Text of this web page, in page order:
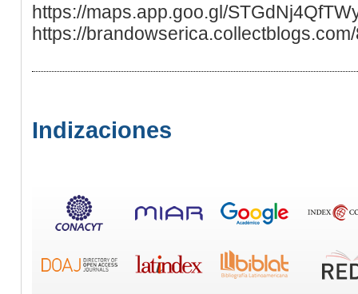
https://maps.app.goo.gl/
https://
Indizaciones